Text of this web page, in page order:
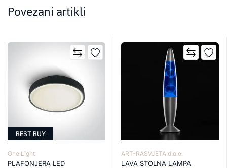
Povezani artikli
BEST BUY
One Light
PLAFONJERA LED
ART-RASVJETA d.o.o.
LAVA STOLNA LAMPA